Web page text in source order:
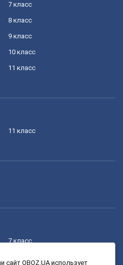
7 класс
8 класс
9 класс
10 класс
11 класс
11 класс
7 класс
сайт OBOZ.UA использует